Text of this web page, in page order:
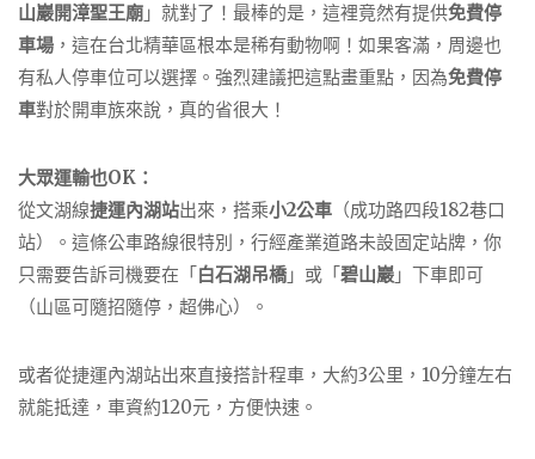
山巖開漳聖王廟 」就對了！最棒的是，這裡竟然有提供免費停
車場 ，這在台北精華區根本是稀有動物啊！如果客滿，周邊也
有私人停車位可以選擇。強烈建議把這點畫重點，因為免費停
車對於開車族來說，真的省很大！
大眾運輸也OK：
從文湖線捷運內湖站出來，搭乘小2公車 （成功路四段182巷口
站）。這條公車路線很特別，行經產業道路未設固定站牌，你
只需要告訴司機要在「白石湖吊橋 」或「碧山巖 」下車即可
（山區可隨招隨停，超佛心）。
或者從捷運內湖站出來直接搭計程車，大約3公里，10分鐘左右
就能抵達，車資約120元，方便快速。